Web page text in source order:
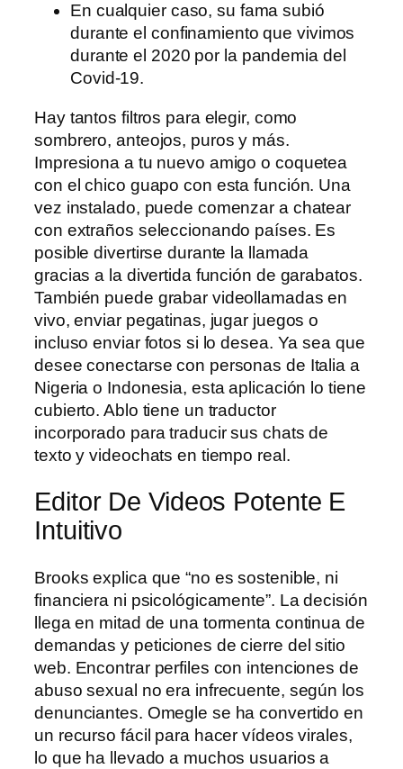
En cualquier caso, su fama subió
durante el confinamiento que vivimos
durante el 2020 por la pandemia del
Covid-19.
Hay tantos filtros para elegir, como
sombrero, anteojos, puros y más.
Impresiona a tu nuevo amigo o coquetea
con el chico guapo con esta función. Una
vez instalado, puede comenzar a chatear
con extraños seleccionando países. Es
posible divertirse durante la llamada
gracias a la divertida función de garabatos.
También puede grabar videollamadas en
vivo, enviar pegatinas, jugar juegos o
incluso enviar fotos si lo desea. Ya sea que
desee conectarse con personas de Italia a
Nigeria o Indonesia, esta aplicación lo tiene
cubierto. Ablo tiene un traductor
incorporado para traducir sus chats de
texto y videochats en tiempo real.
Editor De Videos Potente E
Intuitivo
Brooks explica que “no es sostenible, ni
financiera ni psicológicamente”. La decisión
llega en mitad de una tormenta continua de
demandas y peticiones de cierre del sitio
web. Encontrar perfiles con intenciones de
abuso sexual no era infrecuente, según los
denunciantes. Omegle se ha convertido en
un recurso fácil para hacer vídeos virales,
lo que ha llevado a muchos usuarios a